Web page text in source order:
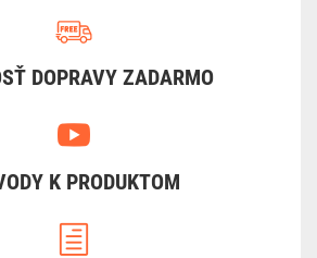
DOPRAVY ZADARMO
K PRODUKTOM